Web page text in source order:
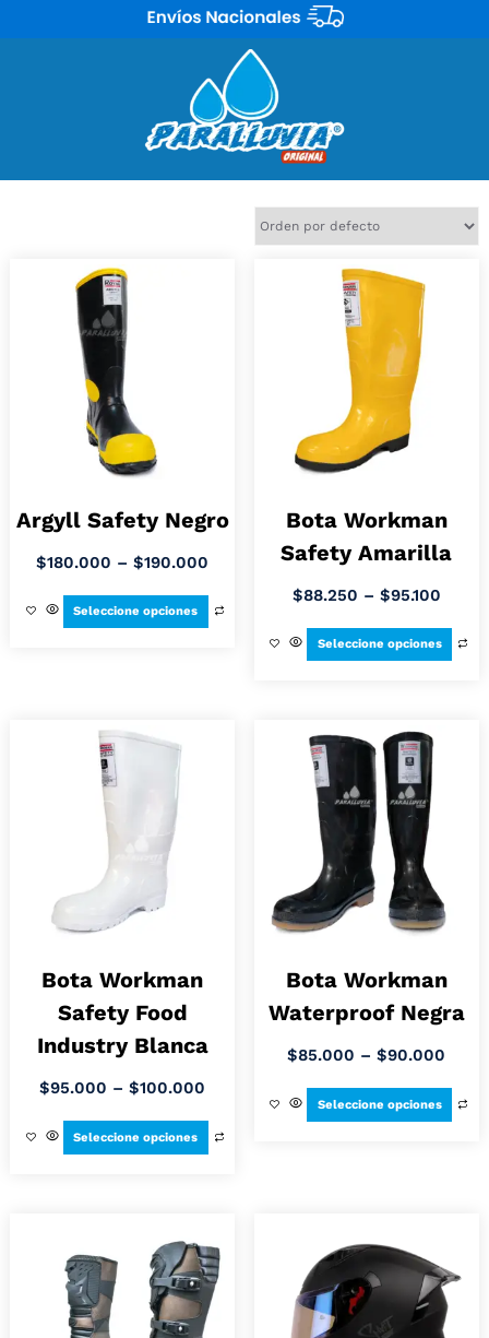
Argyll Safety Negro
$180.000 – $190.000
Seleccione opciones
Bota Workman
Safety Amarilla
$88.250 – $95.100
Seleccione opciones
Bota Workman
Safety Food
Industry Blanca
$95.000 – $100.000
Seleccione opciones
Bota Workman
Waterproof Negra
$85.000 – $90.000
Seleccione opciones